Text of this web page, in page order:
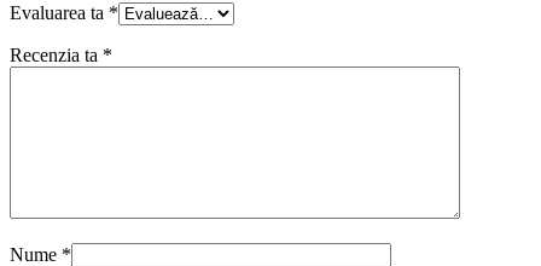
Evaluarea ta *
Recenzia ta *
Nume *